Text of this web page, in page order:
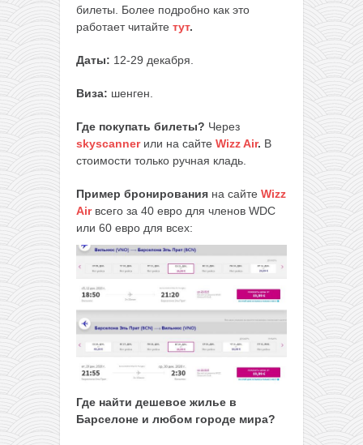
билеты. Более подробно как это
работает читайте тут.
Даты: 12-29 декабря.
Виза: шенген.
Где покупать билеты? Через
skyscannerили на сайте Wizz Air. В
стоимости только ручная кладь.
Пример бронирования на сайте Wizz
Air всего за 40 евро для членов WDC
или 60 евро для всех:
Где найти дешевое жилье в
Барселоне и любом городе мира?